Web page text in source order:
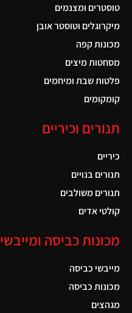
טוסטרים ומצנמים
מיקרוגלים וטוסטר אובן
מכונות קפה
מסחטות מיצים
פלטות שבת ומיחמים
קומקומים
תנורים וכיריים
כיריים
תנורים בנויים
תנורים משולבים
קולטי אדים
מכונות כביסה
מייבשי כביסה
מכונות כביסה
מגהצים